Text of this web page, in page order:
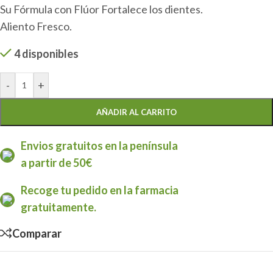
Su Fórmula con Flúor Fortalece los dientes.
Aliento Fresco.
4 disponibles
- +
AÑADIR AL CARRITO
Envios gratuitos en la península
a partir de 50€
Recoge tu pedido en la farmacia
gratuitamente.
Comparar